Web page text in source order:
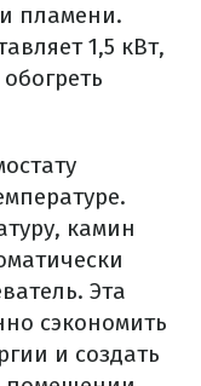
пламени.
1,5 кВт,
камин
Эта
сэкономить
и создать